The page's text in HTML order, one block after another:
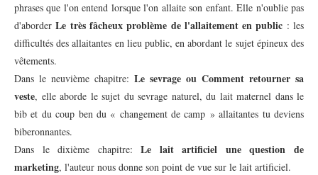
phrases que l'on entend lorsque l'on allaite son enfant. Elle n'oublie pas
d'aborderLe très fâcheux problème de l'allaitement en public : les
difficultés des allaitantes en lieu public, en abordant le sujet épineux des
vêtements.
Dans le neuvième chapitre: Le sevrage ou Comment retourner sa
veste, elle aborde le sujet du sevrage naturel, du lait maternel dans le
bib et du coup ben du « changement de camp » allaitantes tu deviens
biberonnantes.
Dans le dixième chapitre:Le lait artificiel une question de
marketing, l'auteur nous donne son point de vue sur le lait artificiel.